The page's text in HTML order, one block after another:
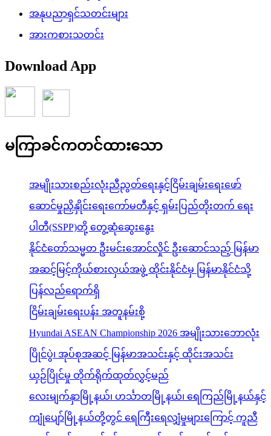
အနုပညာရှင်သတင်းများ
အားကစားသတင်း
Download App
မကြာခင်ကတင်ထားသော
အမျိုးသားစည်းလုံးညီညွတ်ရေးနှင့်ငြိမ်းချမ်းရေးဖော်
ဆောင်မှုညှိနှိုင်းရေးကော်မတီနှင့် ရှမ်းပြည်တိုးတက် ရေး
ပါတီ(SSPP)တို့ တွေ့ဆုံဆွေးနွေး
နိုင်ငံတော်သမ္မတ ဦးမင်းအောင်လှိုင် ဦးဆောင်သည့် မြန်မာ
အဆင့်မြင့်ကိုယ်စားလှယ်အဖွဲ့ ထိုင်းနိုင်ငံမှ မြန်မာနိုင်ငံသို့
ပြန်လည်ရောက်ရှိ
ငြိမ်းချမ်းရေးပန်း အတူနမ်းစို့
Hyundai ASEAN Championship 2026 အမျိုးသားဘောလုံး
ပြိုင်ပွဲ၊ အုပ်စုအဆင့် မြန်မာအသင်းနှင့် ထိုင်းအသင်း
ယှဉ်ပြိုင်မှု တိုက်ရိုက်ထုတ်လွှင့်မည်
လေးမျက်နှာမြို့နယ်၊ ဟင်္သာတမြို့နယ်၊ ရေကြည်မြို့နယ်နှင့်
ကျုံပျော်မြို့နယ်တို့တွင် ရေကြီးရေလျှံမှုများကြောင့် ကူညီ